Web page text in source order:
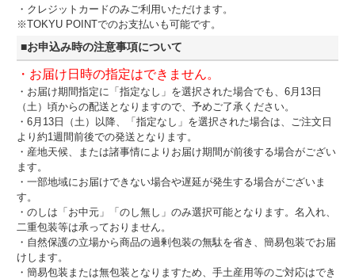
・クレジットカードのみご利用いただけます。
※TOKYU POINTでのお支払いも可能です。
■お申込み時の注意事項について
・お届け日時の指定はできません。
・お届け期間指定に「指定なし」を選択された場合でも、6月13日
（土）頃からの配送となりますので、予めご了承ください。
・6月13日（土）以降、「指定なし」を選択された場合は、ご注文日
より約1週間前後での発送となります。
・産地天候、または諸事情によりお届け期間が前後する場合がござい
ます。
・一部地域にお届けできない場合や遅延が発生する場合がございま
す。
・のしは「お中元」「のし無し」のみ選択可能となります。名入れ、
二重包装等は承っておりません。
・自然保護の立場から商品の過剰包装の無駄を省き、簡易包装でお届
けします。
・簡易包装または無包装となりますため、手土産用等のご対応はでき